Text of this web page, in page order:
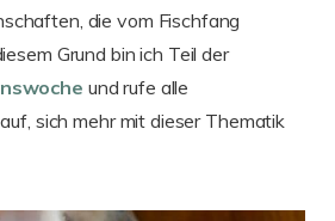
die vom Fischfang
Grund bin ich Teil der
und rufe alle
sich mehr mit dieser Thematik